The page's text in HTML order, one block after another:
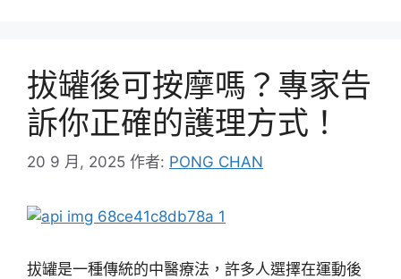
拔罐後可按摩嗎？專家告
訴你正確的護理方式！
20 9 月, 2025 作者: PONG CHAN
拔罐是一種傳統的中醫療法，許多人選擇在運動後